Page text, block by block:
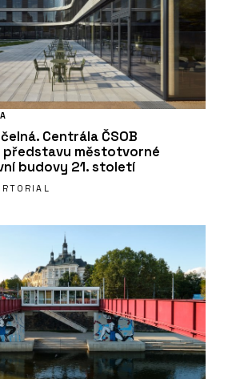
Centrála ČSOB
městotvorné
budovy 21. století